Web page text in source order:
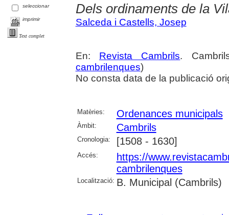
seleccionar
imprimir
Text complet
Dels ordinaments de la
Salceda i Castells, Josep
En: Revista Cambrils.
cambrilenques)
No consta data de la publicació
Matèries: Ordenances municipals
Àmbit: Cambrils
Cronologia: [1508 - 1630]
Accés:
https://
cambrilenques
Localització: B. Municipal (Cambrils)